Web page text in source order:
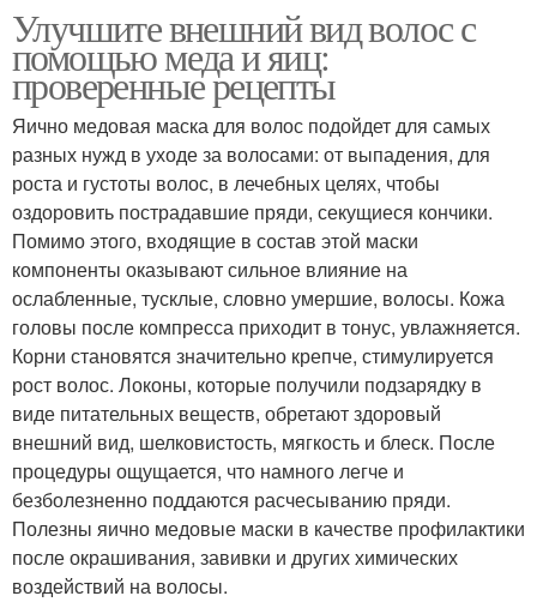
Улучшите внешний вид волос с
помощью меда и яиц:
проверенные рецепты
Яично медовая маска для волос подойдет для самых
разных нужд в уходе за волосами: от выпадения, для
роста и густоты волос, в лечебных целях, чтобы
оздоровить пострадавшие пряди, секущиеся кончики.
Помимо этого, входящие в состав этой маски
компоненты оказывают сильное влияние на
ослабленные, тусклые, словно умершие, волосы. Кожа
головы после компресса приходит в тонус, увлажняется.
Корни становятся значительно крепче, стимулируется
рост волос. Локоны, которые получили подзарядку в
виде питательных веществ, обретают здоровый
внешний вид, шелковистость, мягкость и блеск. После
процедуры ощущается, что намного легче и
безболезненно поддаются расчесыванию пряди.
Полезны яично медовые маски в качестве профилактики
после окрашивания, завивки и других химических
воздействий на волосы.